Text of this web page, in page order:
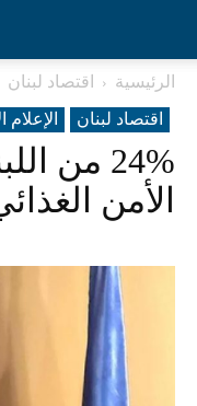
الرئيسية
اقتصاد لبنان
اقتصاد لبنان
24% من
الأمن